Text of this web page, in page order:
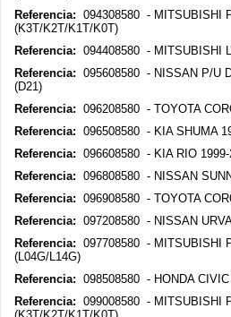
Referencia: 094308580 - MITSUBISHI
(K3T/K2T/K1T/K0T)
Referencia: 094408580 - MITSUBISHI
Referencia: 095608580 - NISSAN P/U
(D21)
Referencia: 096208580 - TOYOTA
Referencia: 096508580 - KIA SHUMA
Referencia: 096608580 - KIA RIO 1999-
Referencia: 096808580 - NISSAN
Referencia: 096908580 - TOYOTA
Referencia: 097208580 - NISSAN
Referencia: 097708580 - MITSUBISHI
(L04G/L14G)
Referencia: 098508580 - HONDA
Referencia: 099008580 - MITSUBISHI